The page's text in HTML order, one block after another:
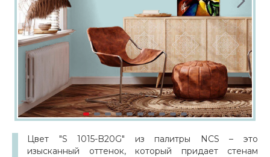
Цвет "S 1015-B20G" из палитры NCS – это
изысканный оттенок, который придает стенам